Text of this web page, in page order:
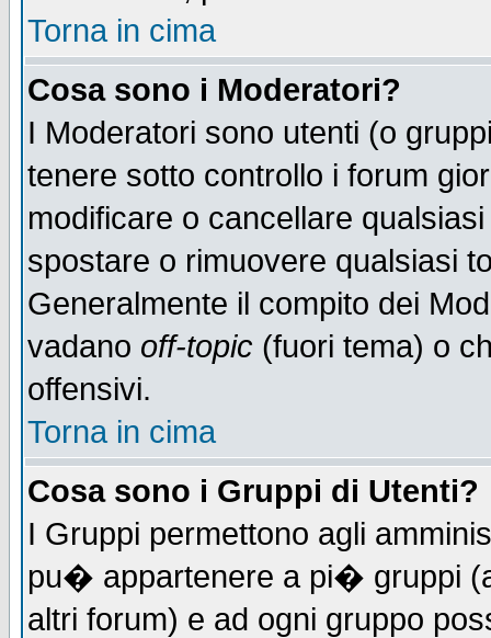
Torna in cima
Cosa sono i Moderatori?
I Moderatori sono utenti (o
tenere sotto controllo i forum
modificare o cancellare
spostare o rimuovere qualsiasi
Generalmente il compito dei
vadano off-topic (fuori tema) o
offensivi.
Torna in cima
Cosa sono i Gruppi di Utenti?
I Gruppi permettono agli
pu� appartenere a pi� gruppi
altri forum) e ad ogni gruppo